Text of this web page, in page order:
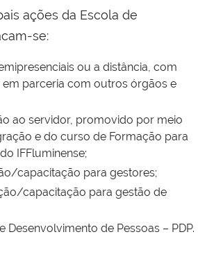
ações da Escola de
se:
ou a distância, com
parceria com outros órgãos e
ao servidor, promovido por meio
e do curso de Formação para
IFFluminense;
capacitação para gestores;
capacitação para gestão de
Desenvolvimento de Pessoas – PDP.